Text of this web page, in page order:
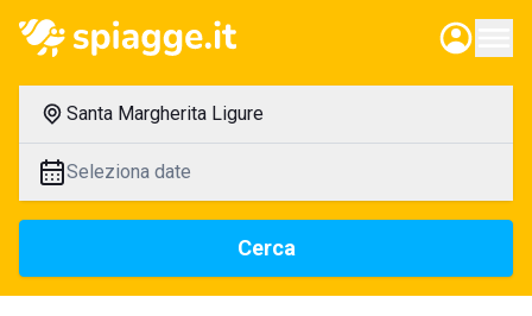
Santa Margherita Ligure
Seleziona date
Cerca